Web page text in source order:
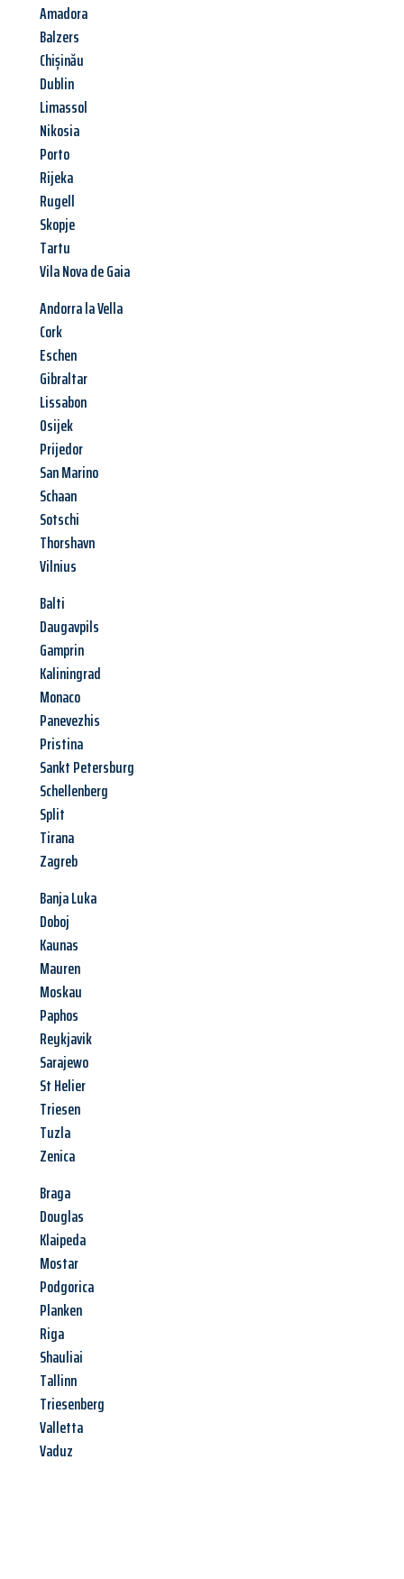
Amadora
Balzers
Chișinău
Dublin
Limassol
Nikosia
Porto
Rijeka
Rugell
Skopje
Tartu
Vila Nova de Gaia
Andorra la Vella
Cork
Eschen
Gibraltar
Lissabon
Osijek
Prijedor
San Marino
Schaan
Sotschi
Thorshavn
Vilnius
Balti
Daugavpils
Gamprin
Kaliningrad
Monaco
Panevezhis
Pristina
Sankt Petersburg
Schellenberg
Split
Tirana
Zagreb
Banja Luka
Doboj
Kaunas
Mauren
Moskau
Paphos
Reykjavik
Sarajewo
St Helier
Triesen
Tuzla
Zenica
Braga
Douglas
Klaipeda
Mostar
Podgorica
Planken
Riga
Shauliai
Tallinn
Triesenberg
Valletta
Vaduz